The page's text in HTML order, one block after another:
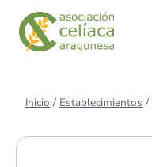
Saltar
contenido
Inicio / Establecimientos /